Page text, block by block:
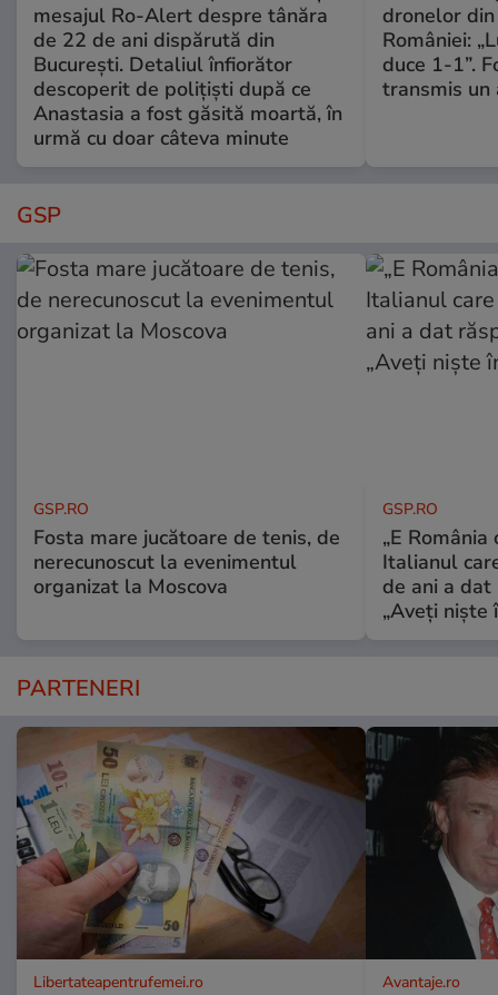
mesajul Ro-Alert despre tânăra
de 22 de ani dispărută din
București. Detaliul înfiorător
descoperit de polițiști după ce
Anastasia a fost găsită moartă, în
urmă cu doar câteva minute
dronelor
României:
duce 1-1”.
transmis un
GSP
GSP.RO
Fosta mare jucătoare de tenis, de
nerecunoscut la evenimentul
organizat la Moscova
GSP.RO
„E
Italianul
de ani a
„Aveți niște
PARTENERI
Libertateapentrufemei.ro Avantaje.ro